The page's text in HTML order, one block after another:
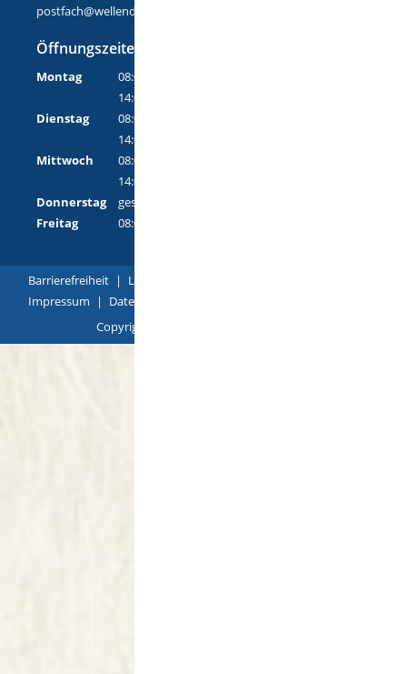
postfach@wellendingen.de-mail.de
Öffnungszeiten
Montag
08:00 Uhr - 12:00 Uhr
14:00 Uhr - 18:00 Uhr
Dienstag
08:00 Uhr - 12:00 Uhr
14:00 Uhr - 16:00 Uhr
Mittwoch
08:00 Uhr - 12:00 Uhr
14:00 Uhr - 16:00 Uhr
Donnerstag
geschlossen
Freitag
08:00 Uhr - 12:00 Uhr
Barrierefreiheit | Leichte Sprache
Impressum
| Datenschutz
Copyright © 2018 |